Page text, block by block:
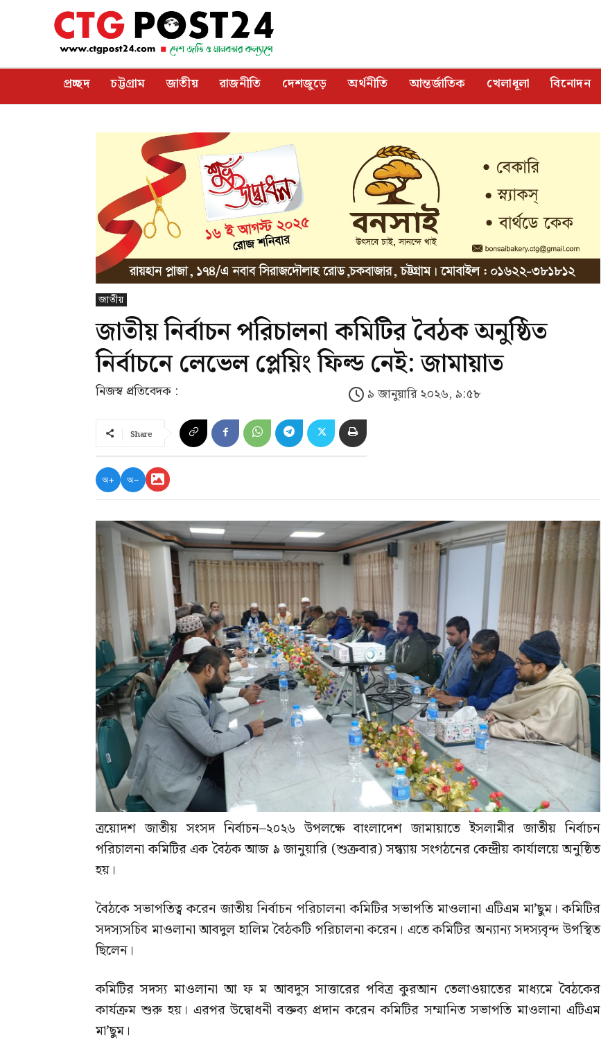
প্রচ্ছদ চট্টগ্রাম জাতীয় রাজনীতি দেশজুড়ে অর্থনীতি আন্তর্জাতিক খেলাধূলা বিনোদন
জাতীয়
জাতীয় নির্বাচন পরিচালনা কমিটির বৈঠক অনুষ্ঠিত
নির্বাচনে লেভেল প্লেয়িং ফিল্ড নেই: জামায়াত
নিজস্ব প্রতিবেদক : ৯ জানুয়ারি ২০২৬, ৯:৫৮
Share
অ+ অ−
ত্রয়োদশ জাতীয় সংসদ নির্বাচন–২০২৬ উপলক্ষে বাংলাদেশ জামায়াতে ইসলামীর জাতীয় নির্বাচন
পরিচালনা কমিটির এক বৈঠক আজ ৯ জানুয়ারি (শুক্রবার) সন্ধ্যায় সংগঠনের কেন্দ্রীয় কার্যালয়ে অনুষ্ঠিত
হয়।
বৈঠকে সভাপতিত্ব করেন জাতীয় নির্বাচন পরিচালনা কমিটির সভাপতি মাওলানা এটিএম মা’ছুম। কমিটির
সদস্যসচিব মাওলানা আবদুল হালিম বৈঠকটি পরিচালনা করেন। এতে কমিটির অন্যান্য সদস্যবৃন্দ উপস্থিত
ছিলেন।
কমিটির সদস্য মাওলানা আ ফ ম আবদুস সাত্তারের পবিত্র কুরআন তেলাওয়াতের মাধ্যমে বৈঠকের
কার্যক্রম শুরু হয়। এরপর উদ্বোধনী বক্তব্য প্রদান করেন কমিটির সম্মানিত সভাপতি মাওলানা এটিএম
মা’ছুম।